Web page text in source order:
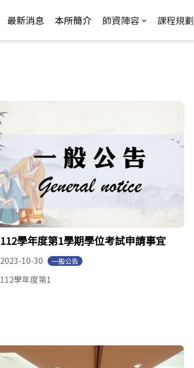
最新消息 本所簡介 師資陣容 課程規劃
112學年度第1學期學位考試申請事宜
2023-10-30 一般公告
112學年度第1